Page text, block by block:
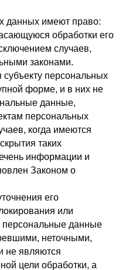
данных имеют право:
обработки его
случаев,
законами.
персональных
форме, и в них не
данные,
персональных
когда имеются
таких
информации и
Законом о
его
или
персональные данные
неточными,
не являются
цели обработки, а